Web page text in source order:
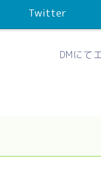
Twitter
DMにて